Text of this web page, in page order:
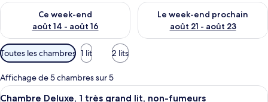
Ce week-end
août 14 - août 16
Vérifier la disponibilité pour ce week-end août 14 - août 16
Le week-end prochain
août 21 - août 23
Vérifier la disponibilité pour
Filtres
disponibles
pour
les
chambres
Toutes les chambres 1 lit 2 lits
Affichage de 5 chambres sur 5
Afficher
Une chambre d’hôtel avec un
5
Chambre Deluxe, 1 très grand lit, non-fumeurs